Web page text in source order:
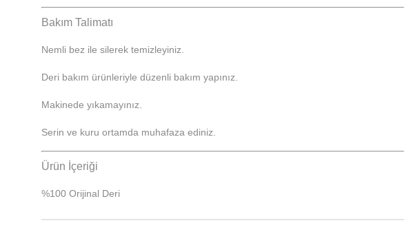
Bakım Talimatı
Nemli bez ile silerek temizleyiniz.
Deri bakım ürünleriyle düzenli bakım yapınız.
Makinede yıkamayınız.
Serin ve kuru ortamda muhafaza ediniz.
Ürün İçeriği
%100 Orijinal Deri